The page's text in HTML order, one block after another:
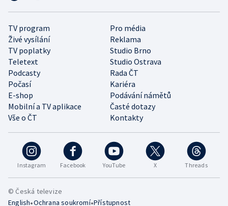
Instagram Facebook YouTube X Threads
TV program
Pro média
Živé vysílání
Reklama
TV poplatky
Studio Brno
Teletext
Studio Ostrava
Podcasty
Rada ČT
Počasí
Kariéra
E-shop
Podávání námětů
Mobilní a TV aplikace
Časté dotazy
Vše o ČT
Kontakty
© Česká televize
English•Ochrana soukromí•Přístupnost